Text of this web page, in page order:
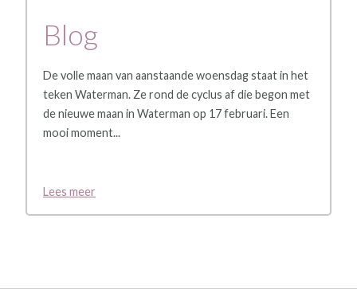
Blog
De volle maan van aanstaande woensdag staat in het
teken Waterman. Ze rond de cyclus af die begon met
de nieuwe maan in Waterman op 17 februari. Een
mooi moment...
Lees meer